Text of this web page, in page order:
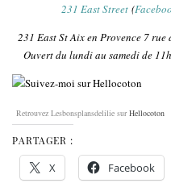
231 East Street (
231 East St Aix en Provence 7 rue
Ouvert du lundi au samedi de
Retrouvez Lesbonsplansdelilie sur Hellocoton
PARTAGER :
X Facebook